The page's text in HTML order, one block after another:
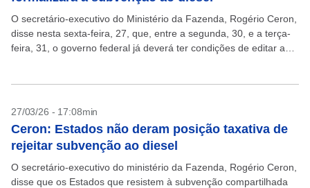
O secretário-executivo do Ministério da Fazenda, Rogério Ceron,
disse nesta sexta-feira, 27, que, entre a segunda, 30, e a terça-
feira, 31, o governo federal já deverá ter condições de editar a
27/03/26 - 17:08min
Ceron: Estados não deram posição taxativa de
rejeitar subvenção ao diesel
O secretário-executivo do ministério da Fazenda, Rogério Ceron,
disse que os Estados que resistem à subvenção compartilhada